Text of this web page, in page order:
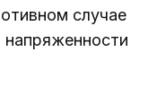
случае